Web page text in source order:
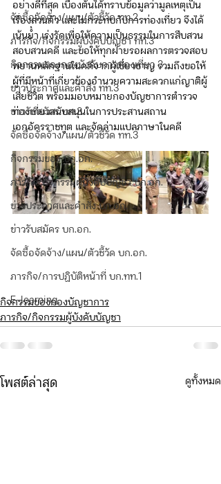
จัดซื้อจัดจ้าง/แผน/ตัวชี้วัด ทท.2
ภารกิจ/กิจกรรมผู้บังคับบัญชา ทท.3
กิจกรรมของกองบังคับการท่องเที่ยว 3
ข่าวประกาศและคำสั่ง ทท.3
ข่าวรับสมัคร ทท.3
จัดซื้อจัดจ้าง/แผน/ตัวชี้วัด ทท.3
กิจกรรมของ บก.อก.
ภารกิจ/กิจกรรมผู้บังคับบัญชา บก.อก.
ข่าวประกาศและคำสั่ง บก.อก.
ข่าวรับสมัคร บก.อก.
จัดซื้อจัดจ้าง/แผน/ตัวชี้วัด บก.อก.
ภารกิจ/การปฏิบัติหน้าที่ บก.ทท.1
E-learning
อย่างดีที่สุด เบื้องต้นได้ทราบข้อมูลว่ามูลเหตุเป็น
เรื่องส่วนตัว และไม่กระทบกับการท่องเที่ยว จึงได้
เน้นย้ำ เร่งรัดเพื่อให้ความเป็นธรรมในการสืบสวน
สอบสวนคดี และขอให้ทุกฝ่ายรอผลการตรวจสอบ
พยานหลักฐานในคดีจากผู้เชี่ยวชาญ รวมถึงขอให้
ผู้ที่มีหน้าที่เกี่ยวข้องอำนวยความสะดวกแก่ญาติผู้
เสียชีวิต พร้อมมอบหมายกองบัญชาการตำรวจ
ท่องเที่ยวสนับสนุนในการประสานสถาน
เอกอัครราชทูต และจัดล่ามแปลภาษาในคดี
กิจกรรมของกองบัญชาการ
ภารกิจ/กิจกรรมผู้บังคับบัญชา
โพสต์ล่าสุด ดูทั้งหมด